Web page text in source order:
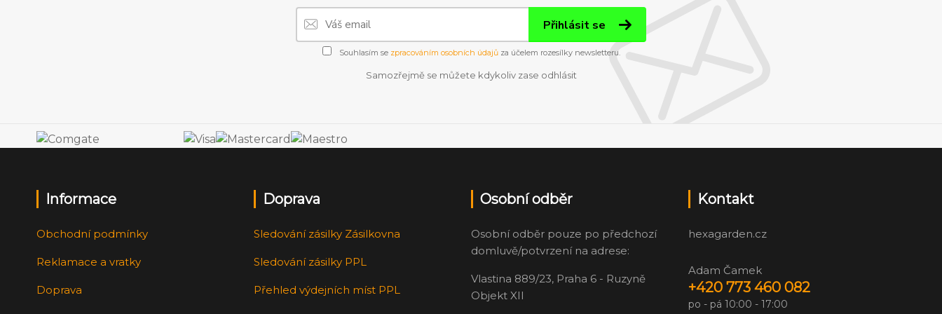
Přihlásit se
Souhlasím se zpracováním osobních údajůza účelem rozesílky newsletteru.
Samozřejmě se můžete kdykoliv zase odhlásit
Informace
Obchodní podmínky
Reklamace a vratky
Doprava
Doprava
Sledování zásilky Zásilkovna
Sledování zásilky PPL
Přehled výdejních míst PPL
Osobní odběr
Osobní odběr pouze po předchozí
domluvě/potvrzení na adrese:
Vlastina 889/23, Praha 6 - Ruzyně
Objekt XII
Kontakt
hexagarden.cz
Adam Čamek
+420 773 460 082
po - pá 10:00 - 17:00